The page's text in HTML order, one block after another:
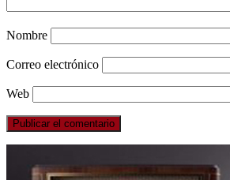
Nombre
Correo electrónico
Web